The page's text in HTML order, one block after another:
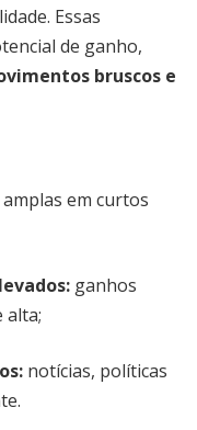
Essas
de ganho,
bruscos e
em curtos
ganhos
alta;
notícias, políticas